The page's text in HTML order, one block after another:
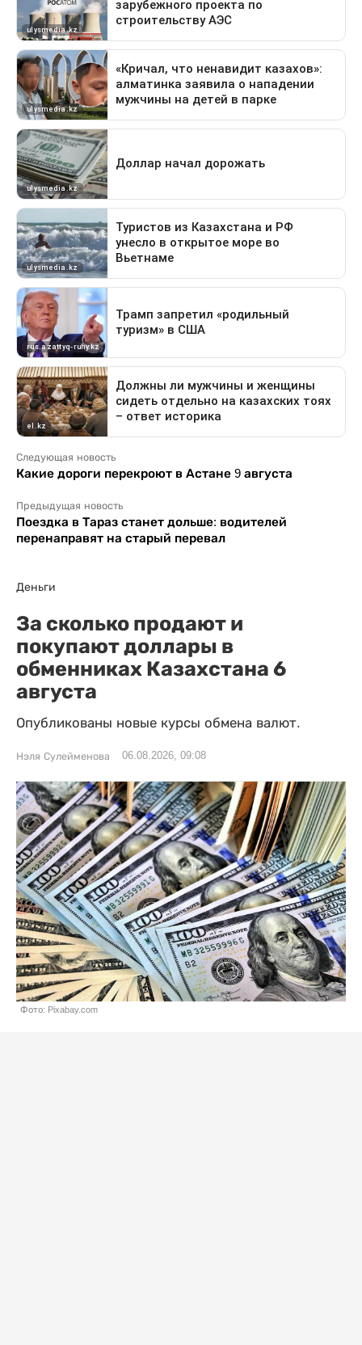
Следующая новость
Какие дороги перекроют в Астане 9 августа
Предыдущая новость
Поездка в Тараз станет дольше: водителей
перенаправят на старый перевал
Деньги
За сколько продают и
покупают доллары в
обменниках Казахстана 6
августа
Опубликованы новые курсы обмена валют.
Нэля Сулейменова 06.08.2026, 09:08
Фото: Pixabay.com